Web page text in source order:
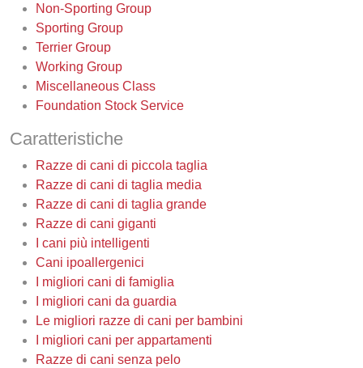
Non-Sporting Group
Sporting Group
Terrier Group
Working Group
Miscellaneous Class
Foundation Stock Service
Caratteristiche
Razze di cani di piccola taglia
Razze di cani di taglia media
Razze di cani di taglia grande
Razze di cani giganti
I cani più intelligenti
Cani ipoallergenici
I migliori cani di famiglia
I migliori cani da guardia
Le migliori razze di cani per bambini
I migliori cani per appartamenti
Razze di cani senza pelo